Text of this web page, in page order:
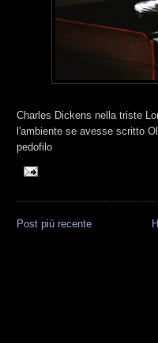
Charles Dickens nella triste
l'ambiente se avesse scritto
pedofilo
Post più recente